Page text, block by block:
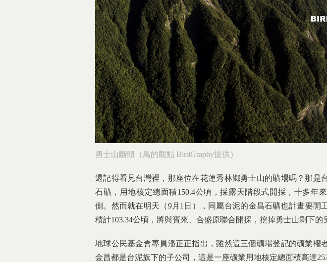
勇士山斷頭（鳥的觀點 BirdGraphy提供）
還記得看見台灣裡，那座位在花蓮秀林鄉勇士山的礦場嗎？那是
石礦，用地核定總面積150.4公頃，採露天階段式開採，十多年
側。然而就在明天（9月1日），同屬台泥的金昌石礦也計畫要開
積計103.34公頃，將與寶來、合盛原聯合開採，挖掉勇士山剩下的
地球公民基金會專員潘正正指出，雖然這三個礦場登記的礦業權
金昌都是台泥旗下的子公司，這是一座礦業用地核定總面積高達